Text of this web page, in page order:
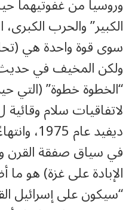
الكبير” والحرب
سوى قوة واحدة هي
ولكن المخيف في
“الخطوة خطوة”
لاتفاقيات سلام
ديفيد عام
في سياق صفقة القرن
الإبادة على غزة) هو
“سيكون على إسرائيل